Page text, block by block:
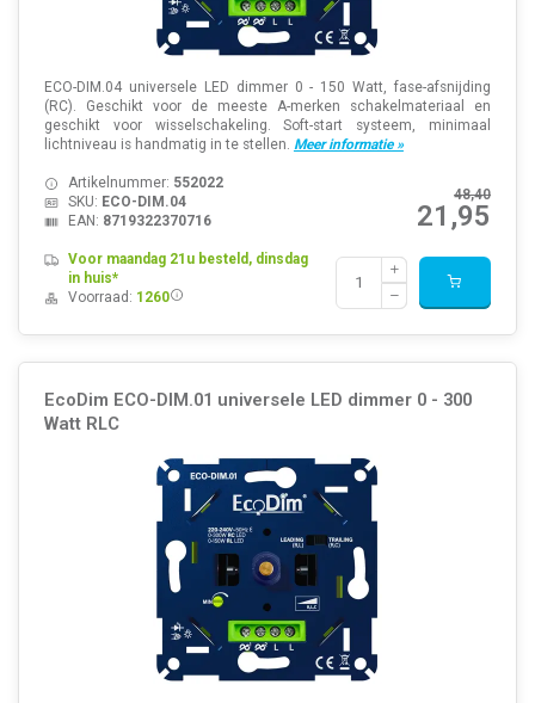
ECO-DIM.04 universele LED dimmer 0 - 150 Watt, fase-afsnijding
(RC). Geschikt voor de meeste A-merken schakelmateriaal en
geschikt voor wisselschakeling. Soft-start systeem, minimaal
lichtniveau is handmatig in te stellen. Meer informatie »
48,40
21,95
Artikelnummer: 552022
SKU: ECO-DIM.04
EAN: 8719322370716
Voor maandag 21u besteld, dinsdag
in huis*
Voorraad: 1260
EcoDim ECO-DIM.01 universele LED dimmer 0 - 300
Watt RLC